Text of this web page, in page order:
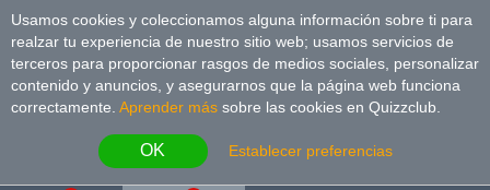
Usamos cookies y coleccionamos alguna información sobre ti para
realzar tu experiencia de nuestro sitio web; usamos servicios de
terceros para proporcionar rasgos de medios sociales, personalizar
contenido y anuncios, y asegurarnos que la página web funciona
correctamente. Aprender más sobre las cookies en Quizzclub.
OK Establecer preferencias